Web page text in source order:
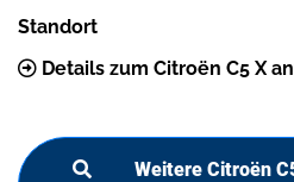
Standort
Details zum Citroën C5 X
Weitere Citroën